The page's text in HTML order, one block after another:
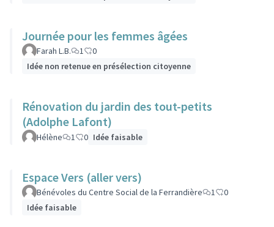
Journée pour les femmes âgées
Farah L.B. 1
0
Idée non retenue en présélection citoyenne
Rénovation du jardin des tout-petits
(Adolphe Lafont)
Hélène 1 0 Idée faisable
Espace Vers (aller vers)
Bénévoles du Centre Social de la Ferrandière 1
0
Idée faisable